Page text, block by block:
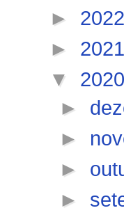
► 2022
► 2021
▼ 2020
►
►
►
►